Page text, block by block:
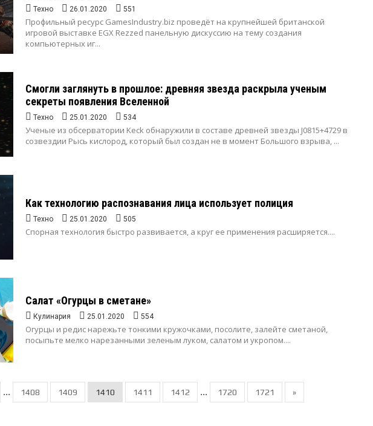
Техно 26.01.2020 551
Профильный ресурс GamesIndustry.biz проведёт на крупнейшей британской
игровой выставке EGX Rezzed панельную дискуссию на тему создания
компьютерных иг...
Смогли заглянуть в прошлое: древняя звезда раскрыла ученым
секреты появления Вселенной
Техно 25.01.2020 534
Ученые из обсерватории Keck обнаружили в составе древней звезды J0815+4729 в
созвездии Рысь кислород, который был создан не в момент Большого взрыва, ...
Как технологию распознавания лица использует полиция
Техно 25.01.2020 505
Спорная технология быстро развивается, а круг ее применения расширяется....
Салат «Огурцы в сметане»
Кулинария 25.01.2020 554
Огурцы и редис нарежьте тонкими кружочками, посолите, залейте сметаной,
посыпьте мелко нарезанными зеленым луком, салатом и укропом....
... 1408 1409 1410 1411 1412 ... 1720 1721 »